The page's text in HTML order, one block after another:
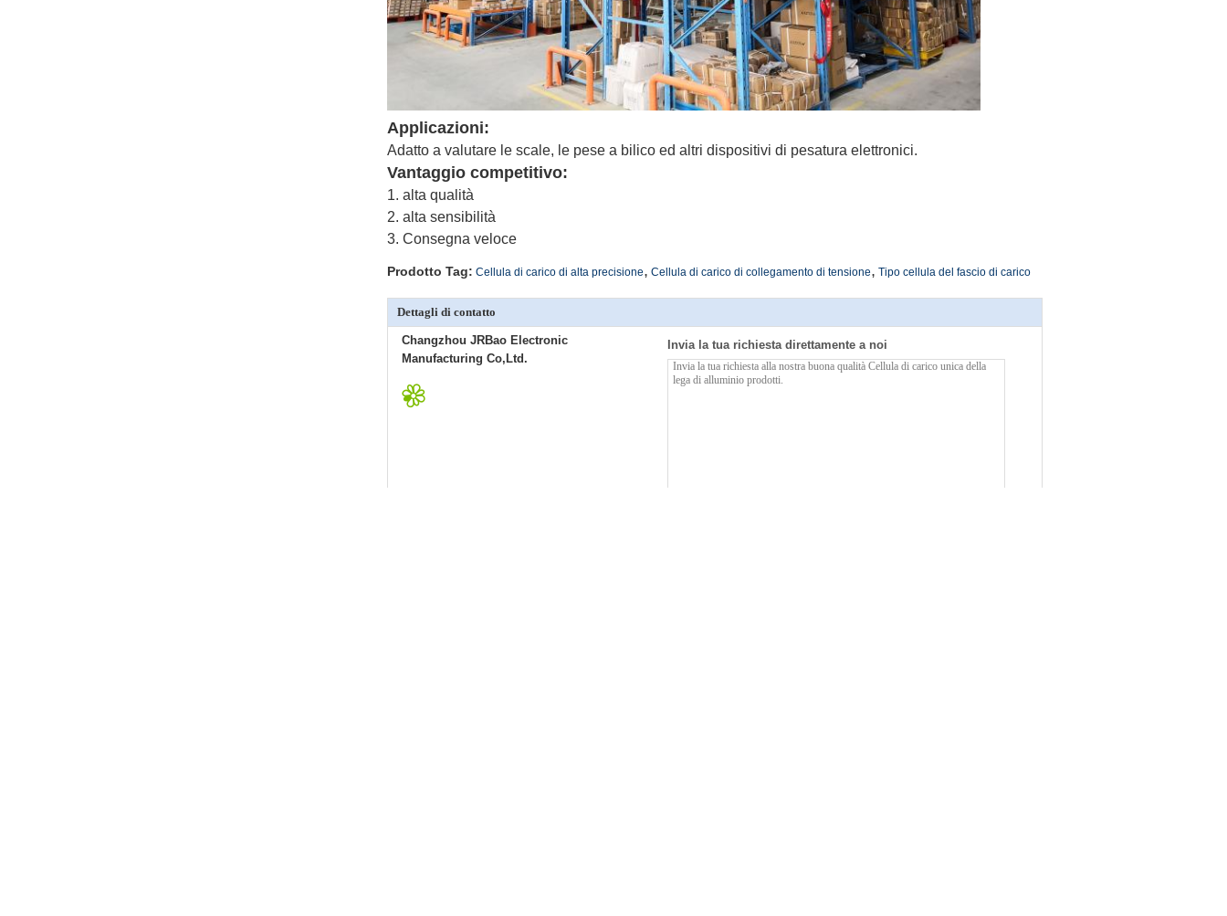
Applicazioni:
Adatto a valutare le scale, le pese a bilico ed altri dispositivi di pesatura elettronici.
Vantaggio competitivo:
1. alta qualità
2. alta sensibilità
3. Consegna veloce
Prodotto Tag: Cellula di carico di alta precisione, Cellula di carico di collegamento di tensione, Tipo cellula del fascio di carico
Dettagli di contatto
Changzhou JRBao Electronic
Manufacturing Co,Ltd.
Invia la tua richiesta direttamente a noi